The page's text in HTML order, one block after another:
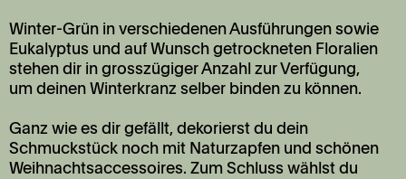
Winter-Grün in verschiedenen Ausführungen sowie
Eukalyptus und auf Wunsch getrockneten Floralien
stehen dir in grosszügiger Anzahl zur Verfügung,
um deinen Winterkranz selber binden zu können.
Ganz wie es dir gefällt, dekorierst du dein
Schmuckstück noch mit Naturzapfen und schönen
Weihnachtsaccessoires. Zum Schluss wählst du